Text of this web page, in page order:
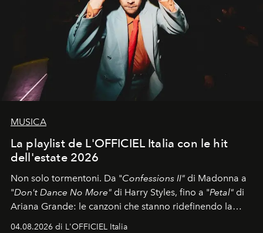
MUSICA
La playlist de L'OFFICIEL Italia con le hit
dell'estate 2026
Non solo tormentoni. Da "Confessions II" di Madonna a
"Don't Dance No More" di Harry Styles, fino a "Petal" di
Ariana Grande: le canzoni che stanno ridefinendo la
colonna sonora della stagione.
04.08.2026 di L'OFFICIEL Italia